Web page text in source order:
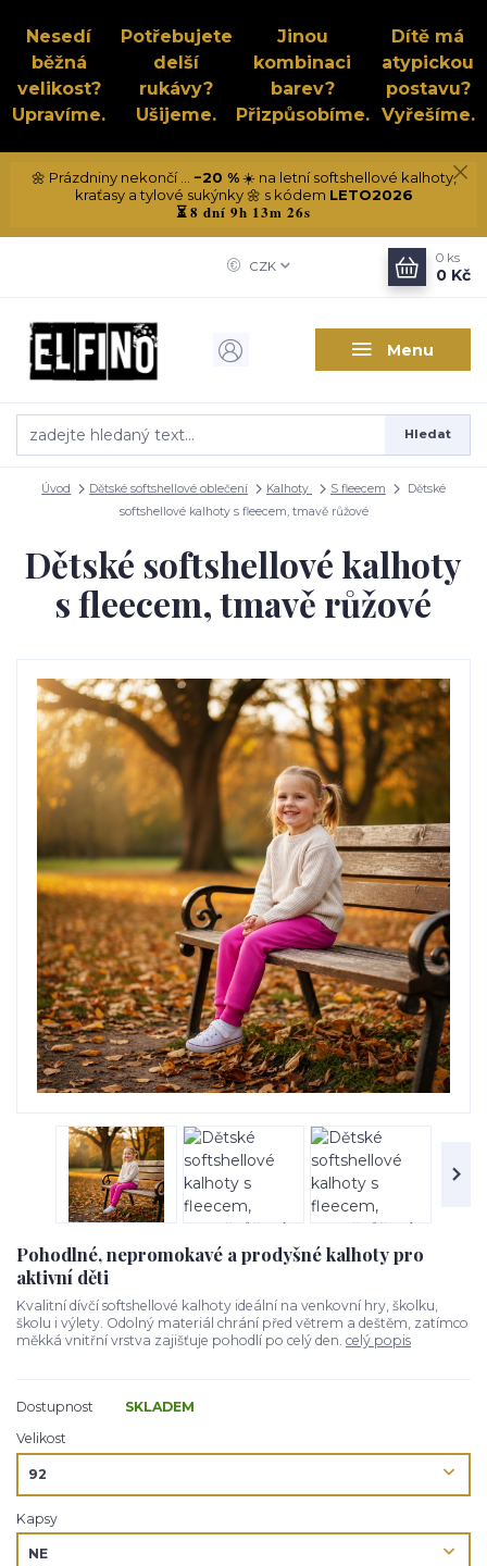
Nesedí
běžná
velikost?
Upravíme.
Potřebujete
delší
rukávy?
Ušijeme.
Jinou
kombinaci
barev?
Přizpůsobíme.
Dítě má
atypickou
postavu?
Vyřešíme.
🌼 Prázdniny nekončí ... −20 %☀️ na letní softshellové kalhoty,
kraťasy a tylové sukýnky 🌼 s kódem LETO2026
⏳8 dní 9h 13m 25s
Menu
CZK
Hledat
0 ks
0 Kč
Úvod Dětské softshellové oblečení Kalhoty S fleecem
Dětské
softshellové kalhoty s fleecem, tmavě růžové
Dětské softshellové kalhoty
s fleecem, tmavě růžové
Pohodlné, nepromokavé a prodyšné kalhoty pro
aktivní děti
Kvalitní dívčí softshellové kalhoty ideální na venkovní hry, školku,
školu i výlety. Odolný materiál chrání před větrem a deštěm, zatímco
měkká vnitřní vrstva zajišťuje pohodlí po celý den. celý popis
Dostupnost
SKLADEM
Velikost
Kapsy